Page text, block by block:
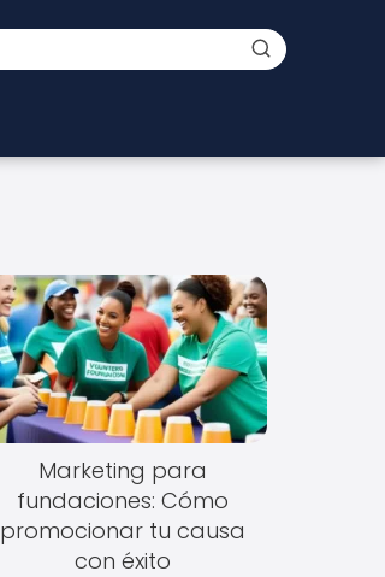
Marketing para
fundaciones: Cómo
promocionar tu causa
con éxito